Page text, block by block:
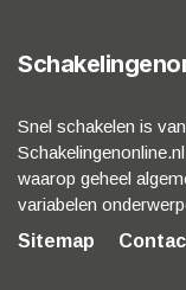
Snel schakelen is
waarop geheel
variabelen
Sitemap